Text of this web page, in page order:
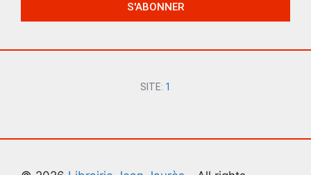
S'ABONNER
SITE: 1